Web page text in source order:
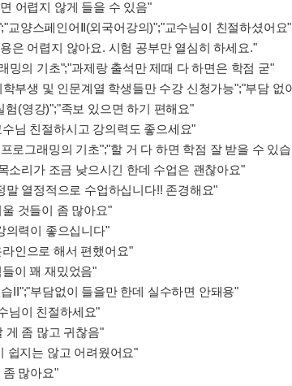
어렵지 않게 들을 수 있음"
교양스페인어Ⅱ(외국어강의)";"교수님이 친절하셨어요"
은 어렵지 않아요. 시험 공부만 열심히 하세요."
밍의 기초";"과제랑 출석만 제때 다 하면은 학점 굳"
부생 및 인문계열 학생들만 수강 신청가능";"부담 없
(영강)";"족보 있으면 하기 편해요"
님 친절하시고 강의력도 좋으세요"
로그래밍의 기초";"할 거 다 하면 학점 잘 받을 수 있
소리가 조금 낮으시긴 한데 수업은 괜찮아요"
말 열정적으로 수업하십니다!! 존경해요"
것들이 좀 많아요"
의력이 좋으십니다"
인으로 해서 편했어요"
이 꽤 재밌었음"
II";"부담없이 들을만 한데 실수하면 안돼용"
님이 친절하세요"
게 좀 많고 귀찮음"
쉽지는 않고 어려웠어요"
많아요"